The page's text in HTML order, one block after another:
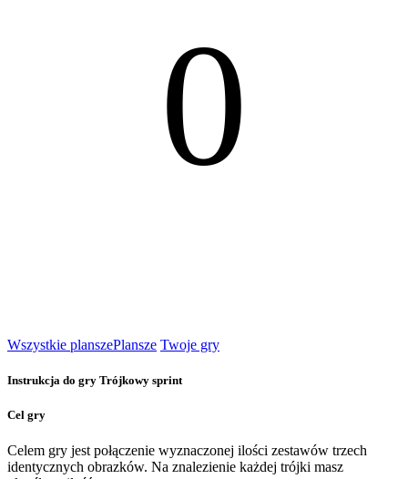
0
Wszystkie planszePlansze Twoje gry
Instrukcja do gry Trójkowy sprint
Cel gry
Celem gry jest połączenie wyznaczonej ilości zestawów trzech
identycznych obrazków. Na znalezienie każdej trójki masz